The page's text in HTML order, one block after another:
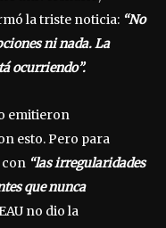
la triste noticia: “No
ni nada. La
ocurriendo”.
emitieron
esto. Pero para
con “las irregularidades
que nunca
no dio la